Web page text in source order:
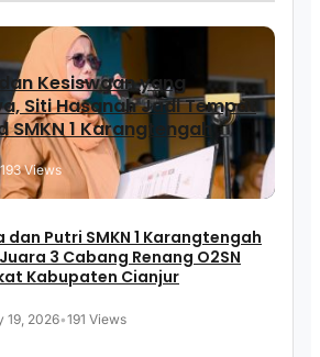
Kesiswaan yang
Siti Hasanah Jadi Tempat
SMKN 1 Karangtengah
193 Views
dan Putri SMKN 1 Karangtengah
3 Cabang Renang O2SN
Kabupaten Cianjur
19, 2026•191 Views